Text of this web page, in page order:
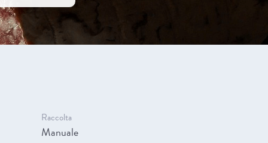
Raccolta
Manuale